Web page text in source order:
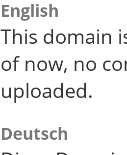
English
This domain
of now, no
uploaded.
Deutsch